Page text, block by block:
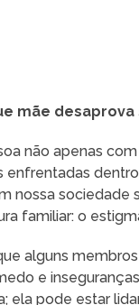
mãe
não apenas
enfrentadas
nossa sociedade
familiar: o
alguns
e
ela pode estar